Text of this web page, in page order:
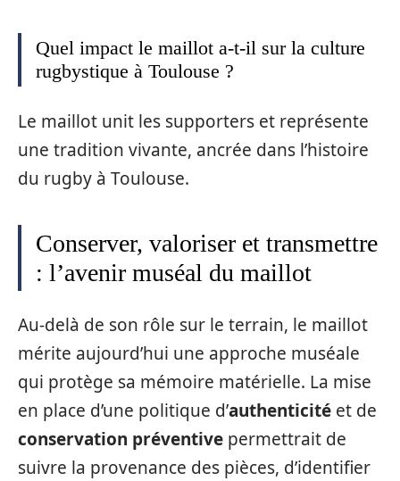
Quel impact le maillot a-t-il sur la culture
rugbystique à Toulouse ?
Le maillot unit les supporters et représente
une tradition vivante, ancrée dans l’histoire
du rugby à Toulouse.
Conserver, valoriser et transmettre
: l’avenir muséal du maillot
Au-delà de son rôle sur le terrain, le maillot
mérite aujourd’hui une approche muséale
qui protège sa mémoire matérielle. La mise
en place d’une politique d’authenticité et de
conservation préventive permettrait de
suivre la provenance des pièces, d’identifier